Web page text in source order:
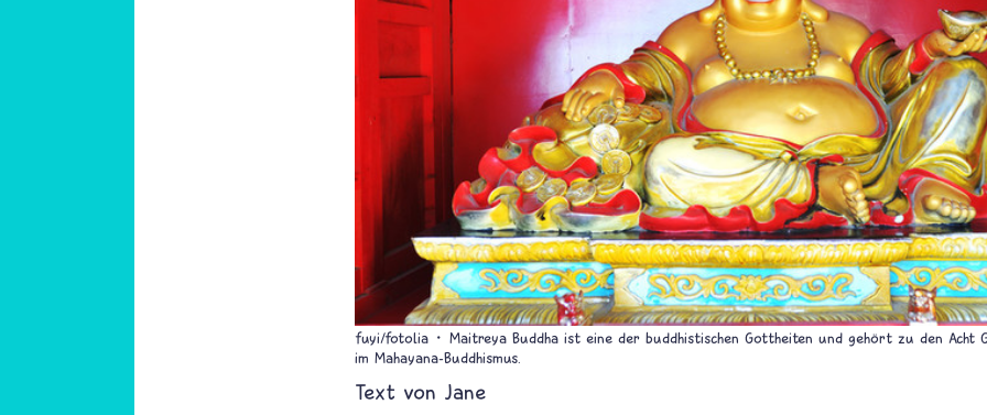
fuyi/fotolia
Maitreya Buddha ist eine der buddhistischen Gottheiten und gehört zu den Acht
im Mahayana-Buddhismus.
Text von Jane